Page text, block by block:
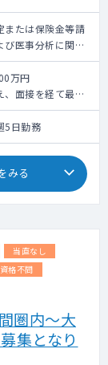
または保険金等請
医事分析に関す
産業医業務
万円
面接を経て最終
5日勤務
みる
当直なし
格不問
圏内～大
集となり